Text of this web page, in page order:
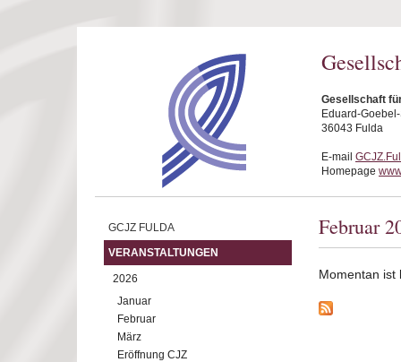
Gesellschaft
Eduard-
36043 Fulda
E-mail
Homepage
GCJZ FULDA
VERANSTALTUNGEN
2026
Januar
Februar
März
Eröffnung CJZ
Februar
Momentan ist